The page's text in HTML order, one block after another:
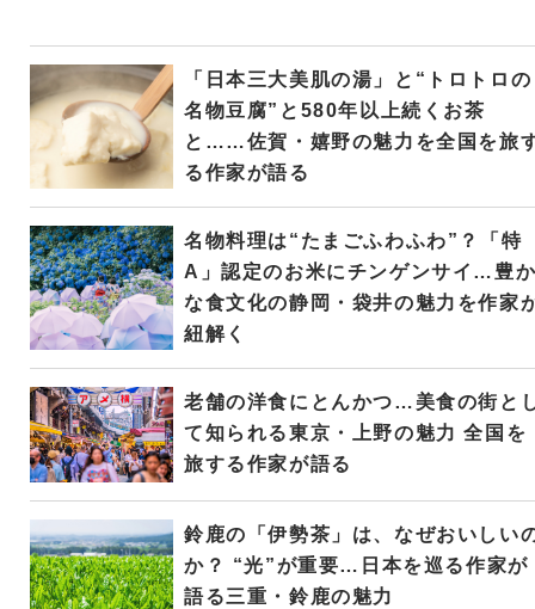
「日本三大美肌の湯」と“トロトロの
名物豆腐”と580年以上続くお茶
と……佐賀・嬉野の魅力を全国を旅
る作家が語る
名物料理は“たまごふわふわ”？「特
A」認定のお米にチンゲンサイ…豊
な食文化の静岡・袋井の魅力を作家
紐解く
老舗の洋食にとんかつ…美食の街と
て知られる東京・上野の魅力 全国を
旅する作家が語る
鈴鹿の「伊勢茶」は、なぜおいしい
か？ “光”が重要…日本を巡る作家が
語る三重・鈴鹿の魅力